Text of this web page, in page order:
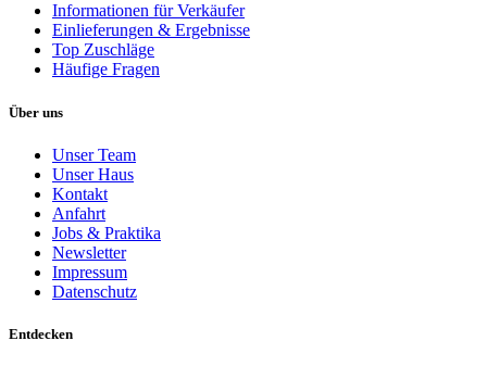
Informationen für Verkäufer
Einlieferungen & Ergebnisse
Top Zuschläge
Häufige Fragen
Über uns
Unser Team
Unser Haus
Kontakt
Anfahrt
Jobs & Praktika
Newsletter
Impressum
Datenschutz
Entdecken